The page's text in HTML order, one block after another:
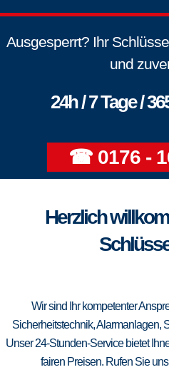
Ausgesperrt? Ihr
und
24h / 7 Tage /
☎ 0176 -
Herzlich
Wir sind Ihr kompetenter
Sicherheitstechnik, Alarmanlagen,
Unser 24-Stunden-Service bietet
fairen Preisen. Rufen Sie